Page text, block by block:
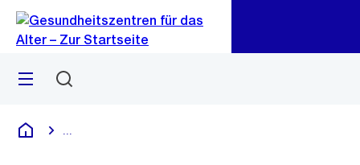
Navigation
Sprunglink
Menü
Gesundheitszentren für das Alter